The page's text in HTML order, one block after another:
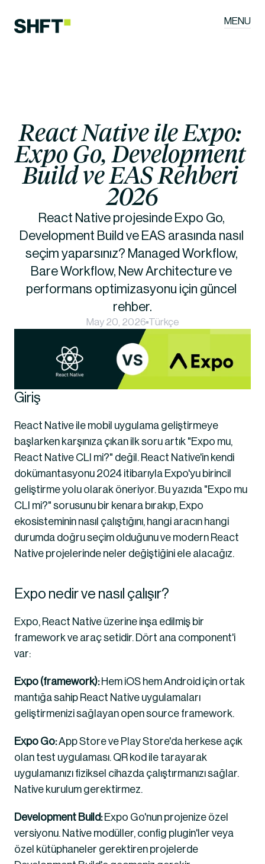
MENU
React Native ile Expo:
Expo Go, Development
Build ve EAS Rehberi
2026
React Native projesinde Expo Go,
Development Build ve EAS arasında nasıl
seçim yaparsınız? Managed Workflow,
Bare Workflow, New Architecture ve
performans optimizasyonu için güncel
rehber.
May 20, 2026 Türkçe
Giriş
React Native ile mobil uygulama geliştirmeye
başlarken karşınıza çıkan ilk soru artık "Expo mu,
React Native CLI mi?" değil. React Native'in kendi
dokümantasyonu 2024 itibarıyla Expo'yu birincil
geliştirme yolu olarak öneriyor. Bu yazıda "Expo mu
CLI mi?" sorusunu bir kenara bırakıp, Expo
ekosisteminin nasıl çalıştığını, hangi aracın hangi
durumda doğru seçim olduğunu ve modern React
Native projelerinde neler değiştiğini ele alacağız.
Expo nedir ve nasıl çalışır?
Expo, React Native üzerine inşa edilmiş bir
framework ve araç setidir. Dört ana component'i
var:
Expo (framework): Hem iOS hem Android için ortak
mantığa sahip React Native uygulamaları
geliştirmenizi sağlayan open source framework.
Expo Go: App Store ve Play Store'da herkese açık
olan test uygulaması. QR kod ile tarayarak
uygulamanızı fiziksel cihazda çalıştırmanızı sağlar.
Native kurulum gerektirmez.
Development Build: Expo Go'nun projenize özel
versiyonu. Native modüller, config plugin'ler veya
özel kütüphaneler gerektiren projelerde